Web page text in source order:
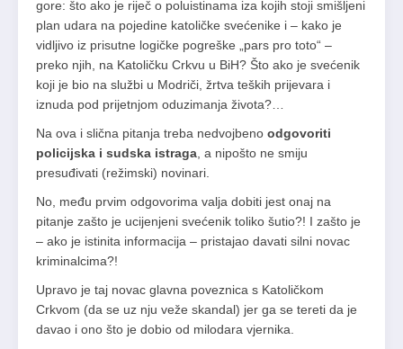
gore: što ako je riječ o poluistinama iza kojih stoji smišljeni
plan udara na pojedine katoličke svećenike i – kako je
vidljivo iz prisutne logičke pogreške „pars pro toto“ –
preko njih, na Katoličku Crkvu u BiH? Što ako je svećenik
koji je bio na službi u Modriči, žrtva teških prijevara i
iznuda pod prijetnjom oduzimanja života?…
Na ova i slična pitanja treba nedvojbeno odgovoriti
policijska i sudska istraga, a nipošto ne smiju
presuđivati (režimski) novinari.
No, među prvim odgovorima valja dobiti jest onaj na
pitanje zašto je ucijenjeni svećenik toliko šutio?! I zašto je
– ako je istinita informacija – pristajao davati silni novac
kriminalcima?!
Upravo je taj novac glavna poveznica s Katoličkom
Crkvom (da se uz nju veže skandal) jer ga se tereti da je
davao i ono što je dobio od milodara vjernika.